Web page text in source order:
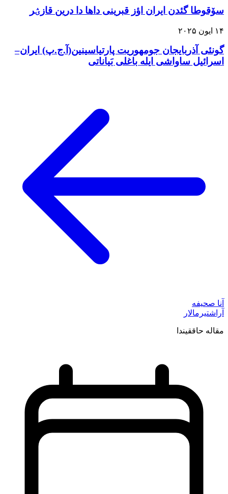
سۆقوطا گئدن ایران اؤز قبرینی داها دا درین قازؽر
۱۴ ایون ۲۰۲۵
گونئی آذربایجان جومهوریت پارتیاسینین(آ.ج.پ) ایران–
اسرائیل ساواشی ایله باغلی بَیاناتی
آنا صحیفه
آراشتیرمالار
مقاله حاققیندا